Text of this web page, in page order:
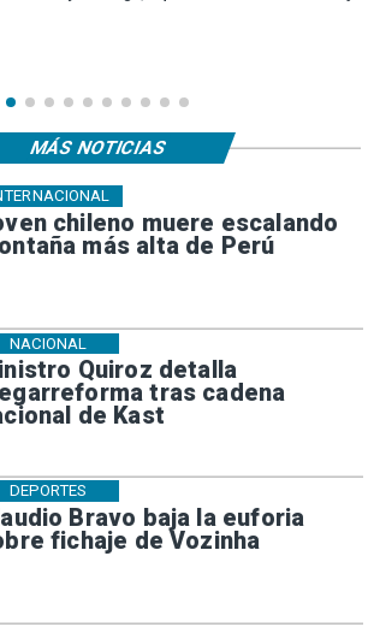
chileno muere escalando
más alta de Perú
Quiroz detalla
tras cadena
de Kast
NACIONAL
Bravo baja la euforia
fichaje de Vozinha
DEPORTES
MÁS NOTICIAS